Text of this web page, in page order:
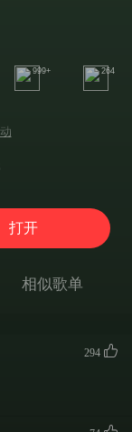
999+ 264
打开
相似歌单
294